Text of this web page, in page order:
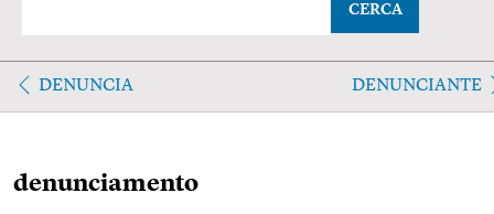
CERCA
DENUNCIA DENUNCIANTE
denunciamento